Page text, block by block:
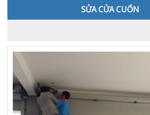
SỬA CỬA CUỐN